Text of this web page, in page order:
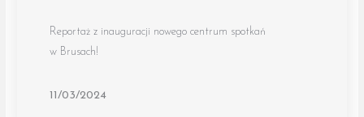
Reportaż z inauguracji nowego centrum spotkań
w Brusach!
11/03/2024